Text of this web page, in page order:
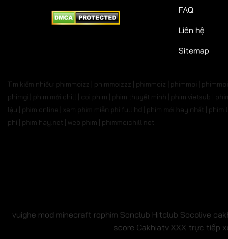
FAQ
Liên hệ
Sitemap
Tìm kiếm nhiều: phimmoizz | phimmoizzz | phimmoiz | phimmoi |
phimgi | phim mới chill | coi phim | phim thuyết minh | phim vietsub |
lậu | phim online | xem phim miễn phí full hd | phim mới hay nhất |
phí | phim hay.net | web phim | phimmoichill net
vuighe mod minecraft rophim Sonclub Hitclub Socolive
score Cakhiatv XXX trực tiếp